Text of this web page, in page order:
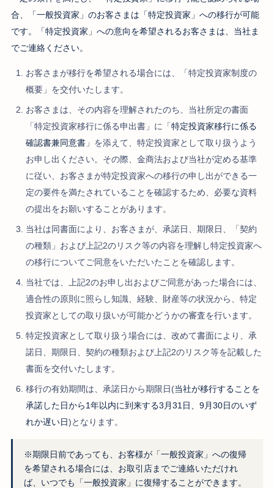
合、「一般投資家」のお客さまは「特定投資家」への移行が可能
です。「特定投資家」への意向を希望されるお客さまは、当社ま
でご連絡ください。
お客さまが移行を希望される場合には、「特定投資家制度の
概要」を交付いたします。
お客さまは、その内容を理解されたのち、当社所定の書面
「特定投資家移行に係る申出書」に「特定投資家移行に係る
確認書兼同意書 」を添えて、特定投資家として取り扱うよう
お申し出ください。その際、金商法および当社が定める基準
に従い、お客さまが特定投資家への移行の申し出ができる一
定の要件を満たされていることを確認するため、必要な資料
の提出をお願いすることがあります。
当社は同書面により、お客さまが、承諾日、期限日、「契約
の種類」および上記2のリスク等の内容を理解し特定投資家へ
の移行についてご同意をいただいたことを確認します。
当社では、上記2のお申し出およびご同意があった場合には、
適合性の原則に照らし知識、経験、財産等の状況から、特定
投資家としての取り扱いが可能かどうかの審査を行います。
特定投資家として取り扱う場合には、改めて書面により、承
諾日、期限日、契約の種類および上記2のリスク等を記載した
書面を交付いたします。
移行の有効期間は、承諾日から期限日(当社が移行することを
承諾した日から1年以内に到来する3月31日、9月30日のいず
れか遅い日)となります。
※期限日前であっても、お客様が「一般投資家」への復帰
を希望される場合には、お取引店までご連絡いただけれ
ば、いつでも「一般投資家」に復帰することができます。